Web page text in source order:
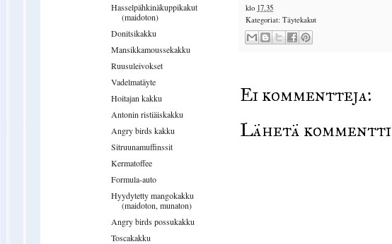
klo 17.35
Kategoriat: Täytekakut
Ei kommentteja:
Lähetä kommentti
Hasselpähkinäkuppikakut
(maidoton)
Donitsikakku
Mansikkamoussekakku
Ruusuleivokset
Vadelmatäyte
Hoitajan kakku
Antonin ristiäiskakku
Angry birds kakku
Sitruunamuffinssit
Kermatoffee
Formula-auto
Hyydytetty mangokakku
(maidoton, munaton)
Angry birds possukakku
Toscakakku